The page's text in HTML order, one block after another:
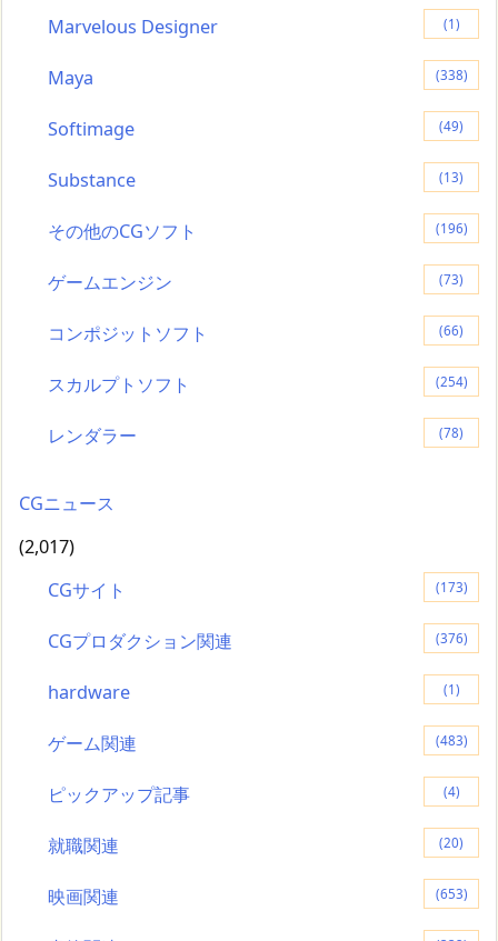
Marvelous Designer (1)
Maya (338)
Softimage (49)
Substance (13)
その他のCGソフト (196)
ゲームエンジン (73)
コンポジットソフト (66)
スカルプトソフト (254)
レンダラー (78)
CGニュース
(2,017)
CGサイト
(173)
CGプロダクション関連 (376)
hardware (1)
ゲーム関連 (483)
ピックアップ記事 (4)
就職関連 (20)
映画関連 (653)